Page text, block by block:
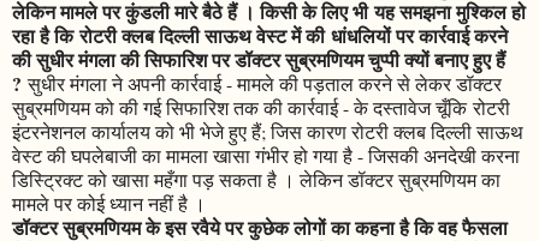
लेकिन मामले पर कुंडली मारे बैठे हैं । किसी के लिए भी यह समझना मुश्किल हो
रहा है कि रोटरी क्लब दिल्ली साऊथ वेस्ट में की धांधलियों पर कार्रवाई करने
की सुधीर मंगला की सिफारिश पर डॉक्टर सुब्रमणियम चुप्पी क्यों बनाए हुए हैं
? सुधीर मंगला ने अपनी कार्रवाई - मामले की पड़ताल करने से लेकर डॉक्टर
सुब्रमणियम को की गई सिफारिश तक की कार्रवाई - के दस्तावेज चूँकि रोटरी
इंटरनेशनल कार्यालय को भी भेजे हुए हैं; जिस कारण रोटरी क्लब दिल्ली साऊथ
वेस्ट की घपलेबाजी का मामला खासा गंभीर हो गया है - जिसकी अनदेखी करना
डिस्ट्रिक्ट को खासा महँगा पड़ सकता है । लेकिन डॉक्टर सुब्रमणियम का
मामले पर कोई ध्यान नहीं है ।
डॉक्टर सुब्रमणियम के इस रवैये पर कुछेक लोगों का कहना है कि वह फैसला